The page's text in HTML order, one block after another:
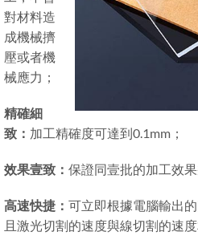
對材料造
成機械擠
壓或者機
械應力；
精確細
致： 加工精確度可達到0.1mm；
效果壹致： 保證同壹批的加工效
高速快捷： 可立即根據電腦輸出
且激光切割的速度與線切割的速